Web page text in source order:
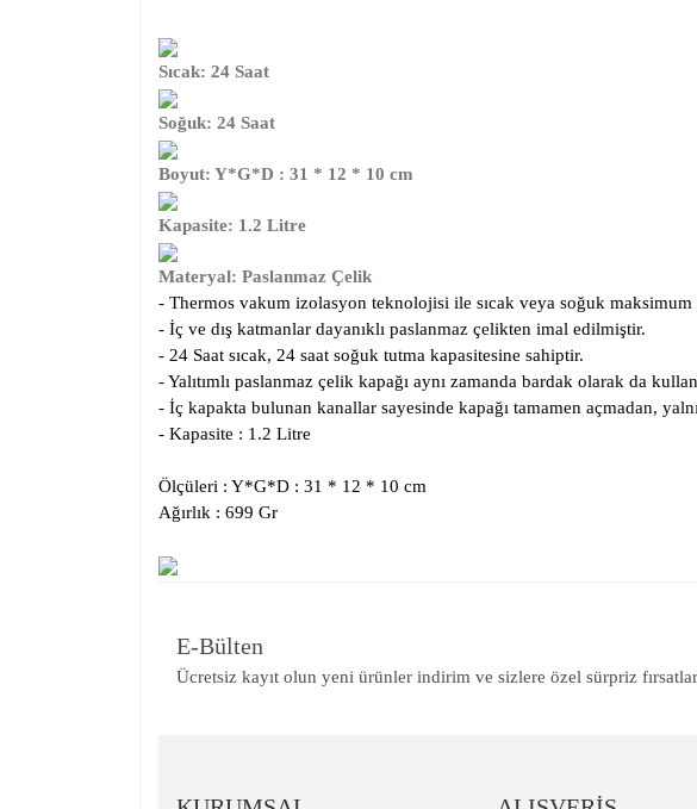
Sıcak: 24 Saat
Soğuk: 24 Saat
Boyut: Y*G*D : 31 * 12 * 10 cm
Kapasite: 1.2 Litre
Materyal: Paslanmaz Çelik
- Thermos vakum izolasyon teknolojisi ile sıcak veya soğuk maksimum
- İç ve dış katmanlar dayanıklı paslanmaz çelikten imal edilmiştir.
- 24 Saat sıcak, 24 saat soğuk tutma kapasitesine sahiptir.
- Yalıtımlı paslanmaz çelik kapağı aynı zamanda bardak olarak da
- İç kapakta bulunan kanallar sayesinde kapağı tamamen açmadan,
- Kapasite : 1.2 Litre
Ölçüleri : Y*G*D : 31 * 12 * 10 cm
Ağırlık : 699 Gr
Ürün resmi kalitesiz, bozuk veya görüntülenemiyor.
E-Bülten
Ücretsiz kayıt olun yeni ürünler indirim ve sizlere özel sürpriz